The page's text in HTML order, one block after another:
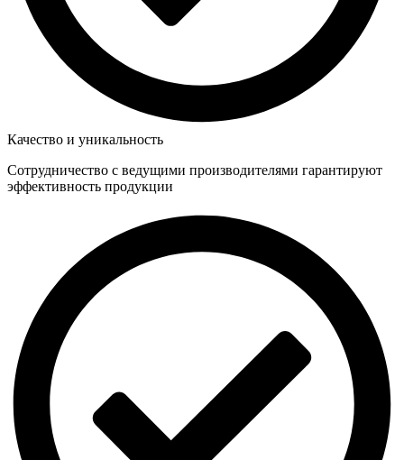
Качество и уникальность
Сотрудничество с ведущими производителями гарантируют
эффективность продукции